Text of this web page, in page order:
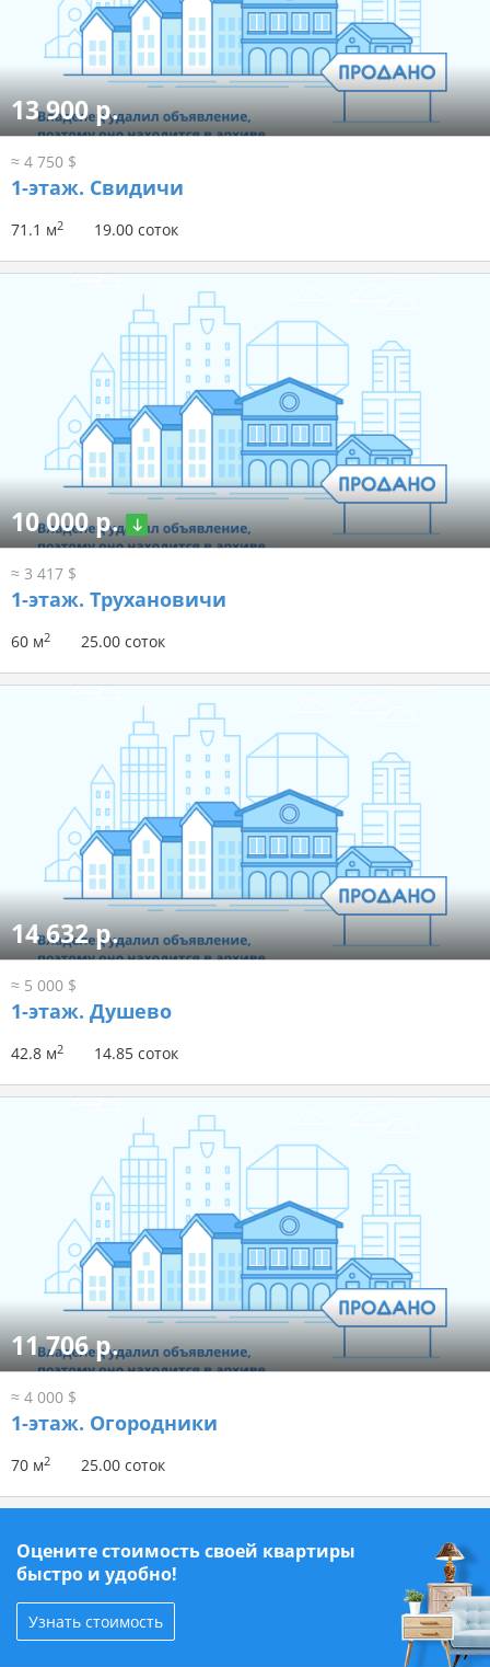
13 900 р.
≈ 4 750 $
1-этаж. Свидичи
71.1 м2 19.00 соток
10 000 р.
≈ 3 417 $
1-этаж. Трухановичи
60 м2 25.00 соток
14 632 р.
≈ 5 000 $
1-этаж. Душево
42.8 м2 14.85 соток
11 706 р.
≈ 4 000 $
1-этаж. Огородники
70 м2 25.00 соток
Оцените стоимость своей квартиры
быстро и удобно!
Узнать стоимость